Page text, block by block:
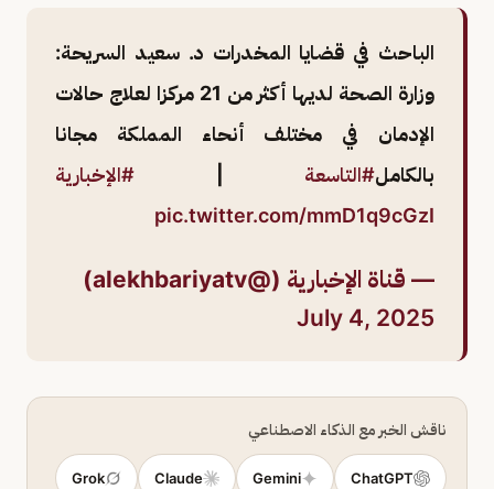
الباحث في قضايا المخدرات د. سعيد السريحة:
وزارة الصحة لديها أكثر من 21 مركزا لعلاج حالات
الإدمان في مختلف أنحاء المملكة مجانا
بالكامل#التاسعة
#الإخبارية
pic.twitter.com/mmD1q9cGzI
— قناة الإخبارية (@alekhbariyatv)
July 4, 2025
ناقش الخبر مع الذكاء الاصطناعي
ChatGPT
Gemini
Claude
Grok